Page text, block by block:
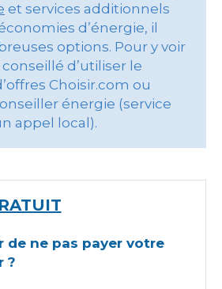
et services additionnels
d’énergie, il
options. Pour y voir
d’utiliser le
Choisir.com ou
énergie (service
appel local).
de ne pas payer votre
?